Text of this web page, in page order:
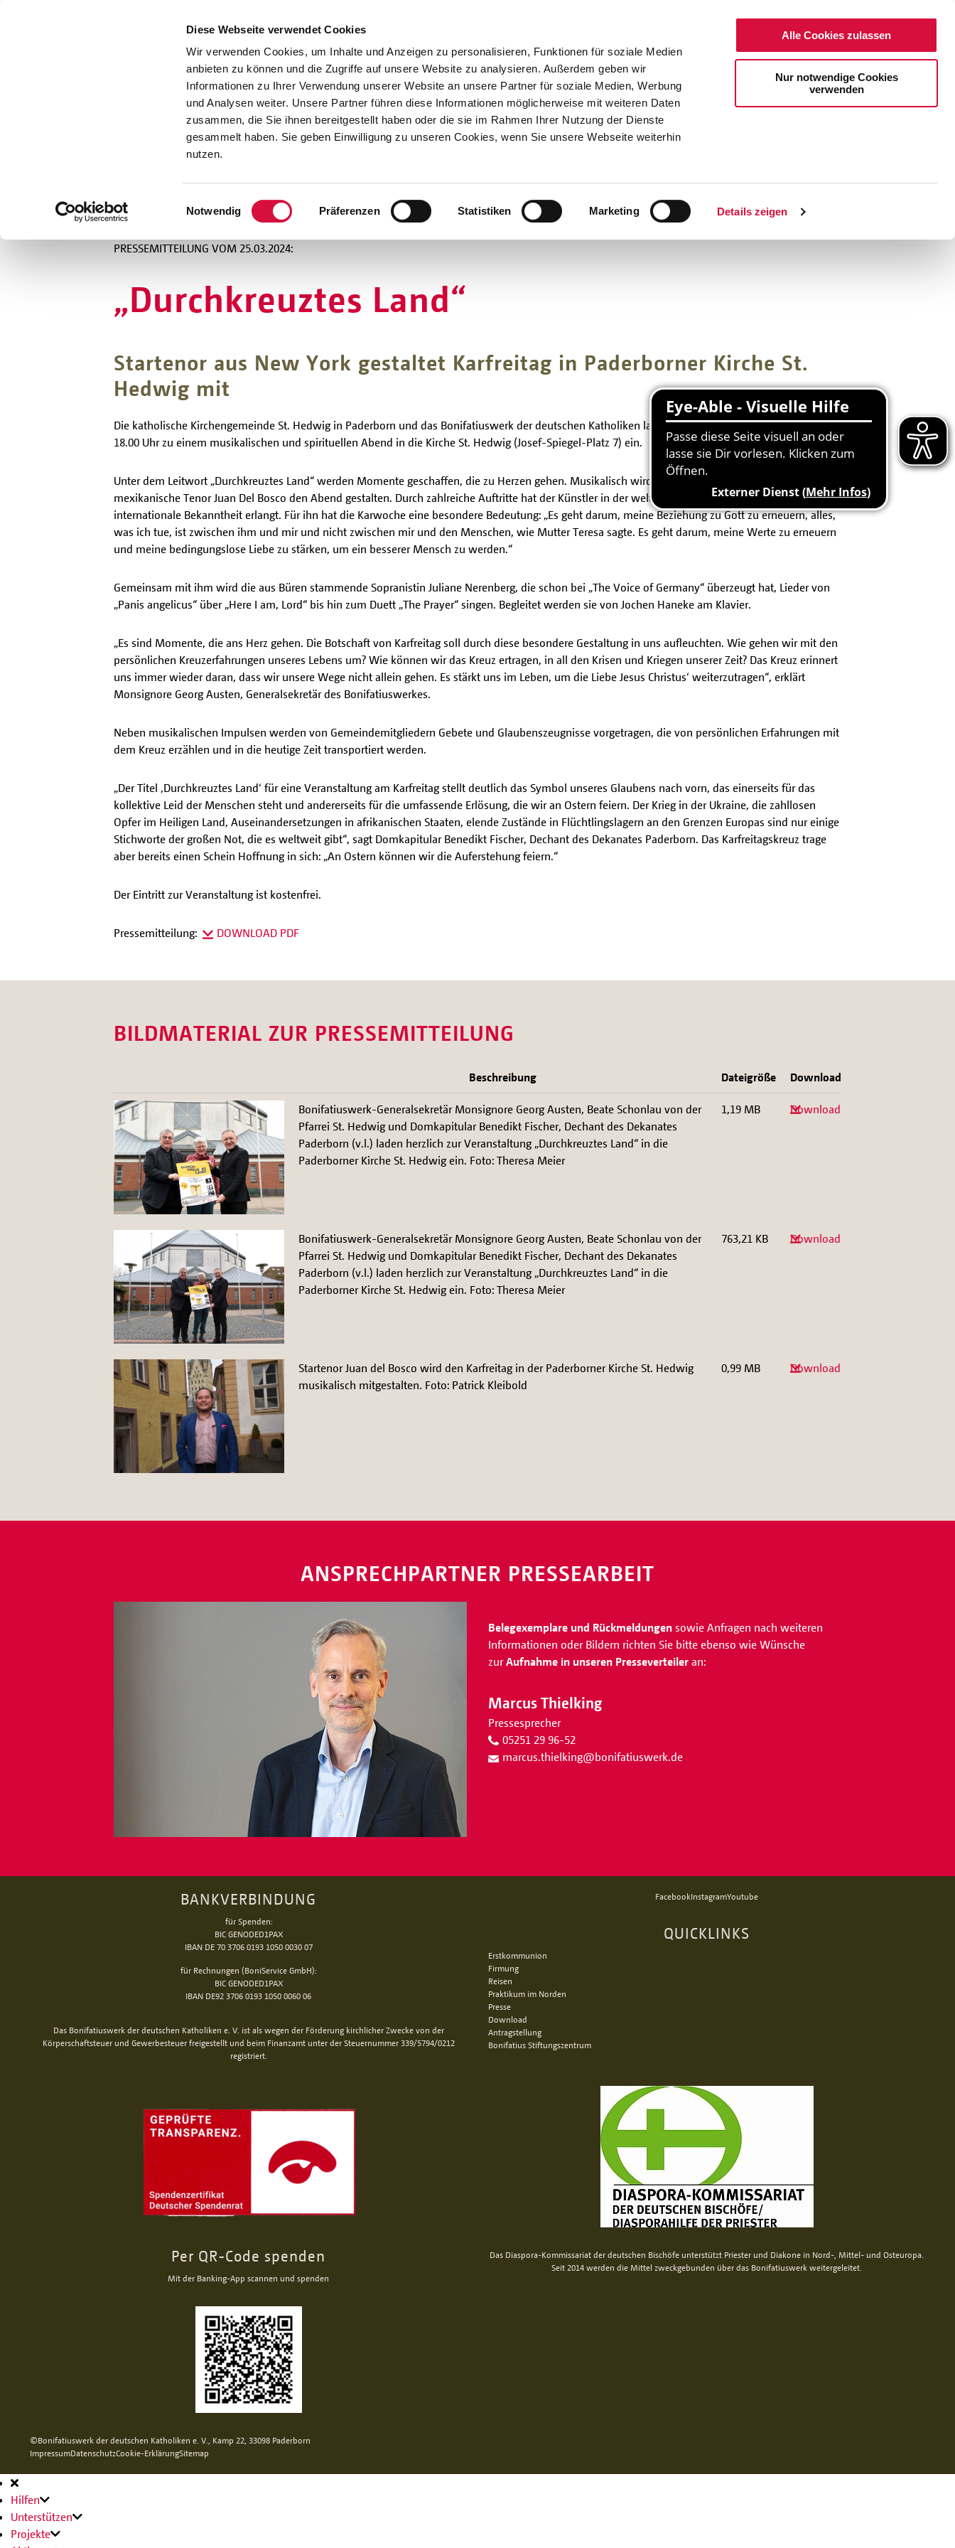
Diese Webseite verwendet Cookies
Wir verwenden Cookies, um Inhalte und Anzeigen zu personalisieren, Funktionen für soziale Medien
anbieten zu können und die Zugriffe auf unsere Website zu analysieren. Außerdem geben wir
Informationen zu Ihrer Verwendung unserer Website an unsere Partner für soziale Medien, Werbung
und Analysen weiter. Unsere Partner führen diese Informationen möglicherweise mit weiteren Daten
zusammen, die Sie ihnen bereitgestellt haben oder die sie im Rahmen Ihrer Nutzung der Dienste
gesammelt haben. Sie geben Einwilligung zu unseren Cookies, wenn Sie unsere Webseite weiterhin
nutzen.
Einwilligungsauswahl
Notwendig Präferenzen Statistiken Marketing Details zeigen
Alle Cookies zulassen
Nur notwendige Cookies
verwenden
Hilfen
Unterstützen
Projekte
PRESSEMITTEILUNG VOM 25.03.2024:
„Durchkreuztes Land“
Startenor aus New York gestaltet Karfreitag in Paderborner Kirche St.
Hedwig mit
Die katholische Kirchengemeinde St. Hedwig in Paderborn und das Bonifatiuswerk der deutschen Katholiken laden am Karfreitag, 29. März 2024, um
18.00 Uhr zu einem musikalischen und spirituellen Abend in die Kirche St. Hedwig (Josef-Spiegel-Platz 7) ein.
Unter dem Leitwort „Durchkreuztes Land“ werden Momente geschaffen, die zu Herzen gehen. Musikalisch wird der in New York lebende
mexikanische Tenor Juan Del Bosco den Abend gestalten. Durch zahlreiche Auftritte hat der Künstler in der weltberühmten Carnegie Hall
internationale Bekanntheit erlangt. Für ihn hat die Karwoche eine besondere Bedeutung: „Es geht darum, meine Beziehung zu Gott zu erneuern, alles,
was ich tue, ist zwischen ihm und mir und nicht zwischen mir und den Menschen, wie Mutter Teresa sagte. Es geht darum, meine Werte zu erneuern
und meine bedingungslose Liebe zu stärken, um ein besserer Mensch zu werden.“
Gemeinsam mit ihm wird die aus Büren stammende Sopranistin Juliane Nerenberg, die schon bei „The Voice of Germany“ überzeugt hat, Lieder von
„Panis angelicus“ über „Here I am, Lord“ bis hin zum Duett „The Prayer“ singen. Begleitet werden sie von Jochen Haneke am Klavier.
„Es sind Momente, die ans Herz gehen. Die Botschaft von Karfreitag soll durch diese besondere Gestaltung in uns aufleuchten. Wie gehen wir mit den
persönlichen Kreuzerfahrungen unseres Lebens um? Wie können wir das Kreuz ertragen, in all den Krisen und Kriegen unserer Zeit? Das Kreuz erinnert
uns immer wieder daran, dass wir unsere Wege nicht allein gehen. Es stärkt uns im Leben, um die Liebe Jesus Christus‘ weiterzutragen“, erklärt
Monsignore Georg Austen, Generalsekretär des Bonifatiuswerkes.
Neben musikalischen Impulsen werden von Gemeindemitgliedern Gebete und Glaubenszeugnisse vorgetragen, die von persönlichen Erfahrungen mit
dem Kreuz erzählen und in die heutige Zeit transportiert werden.
„Der Titel ‚Durchkreuztes Land‘ für eine Veranstaltung am Karfreitag stellt deutlich das Symbol unseres Glaubens nach vorn, das einerseits für das
kollektive Leid der Menschen steht und andererseits für die umfassende Erlösung, die wir an Ostern feiern. Der Krieg in der Ukraine, die zahllosen
Opfer im Heiligen Land, Auseinandersetzungen in afrikanischen Staaten, elende Zustände in Flüchtlingslagern an den Grenzen Europas sind nur einige
Stichworte der großen Not, die es weltweit gibt“, sagt Domkapitular Benedikt Fischer, Dechant des Dekanates Paderborn. Das Karfreitagskreuz trage
aber bereits einen Schein Hoffnung in sich: „An Ostern können wir die Auferstehung feiern.“
Der Eintritt zur Veranstaltung ist kostenfrei.
Pressemitteilung: DOWNLOAD PDF
BILDMATERIAL ZUR PRESSEMITTEILUNG
Beschreibung Dateigröße Download
Bonifatiuswerk-Generalsekretär Monsignore Georg Austen, Beate Schonlau von der
Pfarrei St. Hedwig und Domkapitular Benedikt Fischer, Dechant des Dekanates
Paderborn (v.l.) laden herzlich zur Veranstaltung „Durchkreuztes Land“ in die
Paderborner Kirche St. Hedwig ein. Foto: Theresa Meier
1,19 MB Download
Bonifatiuswerk-Generalsekretär Monsignore Georg Austen, Beate Schonlau von der
Pfarrei St. Hedwig und Domkapitular Benedikt Fischer, Dechant des Dekanates
Paderborn (v.l.) laden herzlich zur Veranstaltung „Durchkreuztes Land“ in die
Paderborner Kirche St. Hedwig ein. Foto: Theresa Meier
763,21 KB Download
Startenor Juan del Bosco wird den Karfreitag in der Paderborner Kirche St. Hedwig
musikalisch mitgestalten. Foto: Patrick Kleibold
0,99 MB Download
ANSPRECHPARTNER PRESSEARBEIT
Belegexemplare und Rückmeldungen sowie Anfragen nach weiteren
Informationen oder Bildern richten Sie bitte ebenso wie Wünsche
zurAufnahme in unseren Presseverteiler an:
Marcus Thielking
Pressesprecher
05251 29 96-52
marcus.thielking@bonifatiuswerk.de
BANKVERBINDUNG
für Spenden:
BIC GENODED1PAX
IBAN DE 70 3706 0193 1050 0030 07
für Rechnungen (BoniService GmbH):
BIC GENODED1PAX
IBAN DE92 3706 0193 1050 0060 06
Das Bonifatiuswerk der deutschen Katholiken e. V. ist als wegen der Förderung kirchlicher Zwecke von der
Körperschaftsteuer und Gewerbesteuer freigestellt und beim Finanzamt unter der Steuernummer 339/5794/0212
registriert.
Per QR-Code spenden
Mit der Banking-App scannen und spenden
FacebookInstagramYoutube
QUICKLINKS
Erstkommunion
Firmung
Reisen
Praktikum im Norden
Presse
Download
Antragstellung
Bonifatius Stiftungszentrum
Das Diaspora-Kommissariat der deutschen Bischöfe unterstützt Priester und Diakone in Nord-, Mittel- und Osteuropa.
Seit 2014 werden die Mittel zweckgebunden über das Bonifatiuswerk weitergeleitet.
©Bonifatiuswerk der deutschen Katholiken e. V., Kamp 22, 33098 Paderborn
ImpressumDatenschutzCookie-ErklärungSitemap
Hauptnavigation
Hilfen
Unterstützen
Projekte